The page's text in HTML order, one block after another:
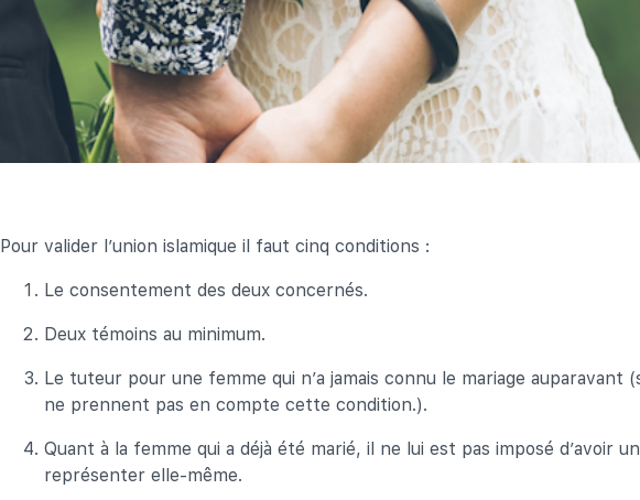
Pour valider l’union islamique il faut cinq conditions :
Le consentement des deux concernés.
Deux témoins au minimum.
Le tuteur pour une femme qui n’a jamais connu le mariage auparavant
ne prennent pas en compte cette condition.).
Quant à la femme qui a déjà été marié, il ne lui est pas imposé d’avoir
représenter elle-même.